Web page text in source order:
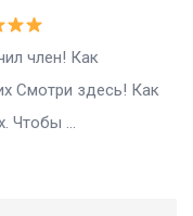
Как
Смотри здесь! Как
Чтобы ...